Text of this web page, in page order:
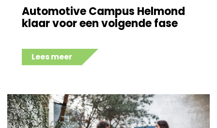
Automotive Campus Helmond
klaar voor een volgende fase
Lees meer